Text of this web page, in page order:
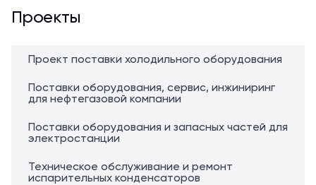
Проекты
Проект поставки холодильного оборудования
Поставки оборудования, сервис, инжиниринг
для нефтегазовой компании
Поставки оборудования и запасных частей для
электростанции
Техническое обслуживание и ремонт
испарительных конденсаторов